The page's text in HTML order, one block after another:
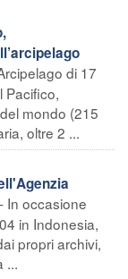
di 17
Pacifico,
mondo (215
oltre 2 ...
In occasione
in Indonesia,
propri archivi,
...